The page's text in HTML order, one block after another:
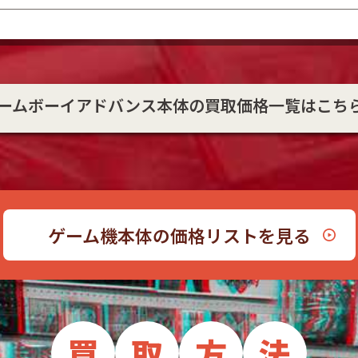
ムボーイアドバンス本体の買取価格一覧はこち
ゲーム機本体の価格リストを見る